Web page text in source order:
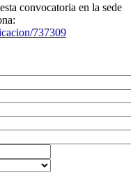
convocatoria en la sede
737309